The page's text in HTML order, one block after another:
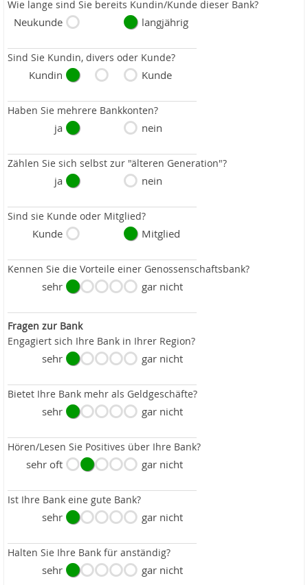
Wie lange sind Sie bereits Kundin/Kunde dieser Bank?
Neukunde langjährig
Sind Sie Kundin, divers oder Kunde?
Kundin Kunde
Haben Sie mehrere Bankkonten?
ja nein
Zählen Sie sich selbst zur "älteren Generation"?
ja nein
Sind sie Kunde oder Mitglied?
Kunde Mitglied
Kennen Sie die Vorteile einer Genossenschaftsbank?
sehr gar nicht
Fragen zur Bank
Engagiert sich Ihre Bank in Ihrer Region?
sehr gar nicht
Bietet Ihre Bank mehr als Geldgeschäfte?
sehr gar nicht
Hören/Lesen Sie Positives über Ihre Bank?
sehr oft gar nicht
Ist Ihre Bank eine gute Bank?
sehr gar nicht
Halten Sie Ihre Bank für anständig?
sehr gar nicht